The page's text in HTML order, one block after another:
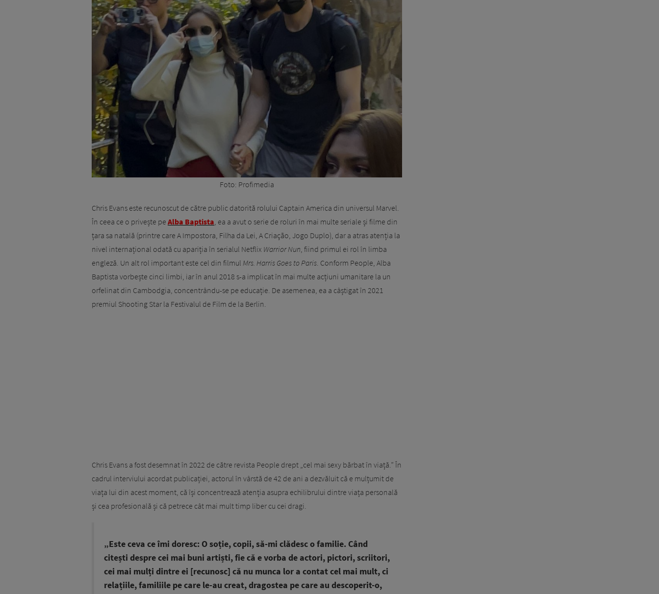
Foto: Profimedia
Chris Evans este recunoscut de către public datorită rolului Captain America din universul Marvel.
În ceea ce o privește pe Alba Baptista, ea a avut o serie de roluri în mai multe seriale și filme din
țara sa natală (printre care A Impostora, Filha da Lei, A Criação, Jogo Duplo), dar a atras atenția la
nivel internațional odată cu apariția în serialul Netflix Warrior Nun, fiind primul ei rol în limba
engleză. Un alt rol important este cel din filmul Mrs. Harris Goes to Paris. Conform People, Alba
Baptista vorbește cinci limbi, iar în anul 2018 s-a implicat în mai multe acțiuni umanitare la un
orfelinat din Cambodgia, concentrându-se pe educație. De asemenea, ea a câștigat în 2021
premiul Shooting Star la Festivalul de Film de la Berlin.
Chris Evans a fost desemnat în 2022 de către revista People drept „cel mai sexy bărbat în viață.” În
cadrul interviului acordat publicației, actorul în vârstă de 42 de ani a dezvăluit că e mulțumit de
viața lui din acest moment, că își concentrează atenția asupra echilibrului dintre viața personală
și cea profesională și că petrece cât mai mult timp liber cu cei dragi.
„Este ceva ce îmi doresc: O soție, copii, să-mi clădesc o familie. Când
citești despre cei mai buni artiști, fie că e vorba de actori, pictori, scriitori,
cei mai mulți dintre ei [recunosc] că nu munca lor a contat cel mai mult, ci
relațiile, familiile pe care le-au creat, dragostea pe care au descoperit-o,